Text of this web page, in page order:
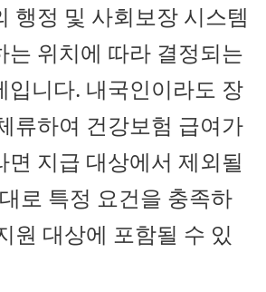
행정 및 사회보장 시스템
는 위치에 따라 결정되는
입니다. 내국인이라도 장
류하여 건강보험 급여가
면 지급 대상에서 제외될
로 특정 요건을 충족하
원 대상에 포함될 수 있